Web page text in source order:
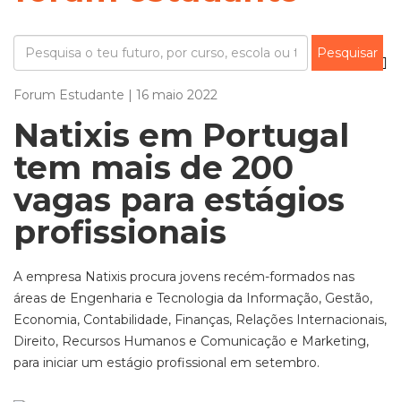
Forum Estudante | 16 maio 2022
Natixis em Portugal
tem mais de 200
vagas para estágios
profissionais
A empresa Natixis procura jovens recém-formados nas
áreas de Engenharia e Tecnologia da Informação, Gestão,
Economia, Contabilidade, Finanças, Relações Internacionais,
Direito, Recursos Humanos e Comunicação e Marketing,
para iniciar um estágio profissional em setembro.